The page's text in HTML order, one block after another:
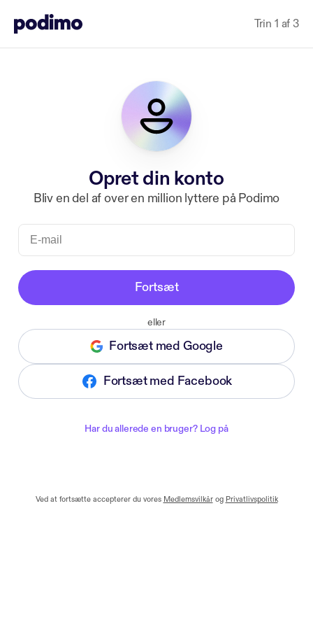
Trin 1 af 3
Opret din konto
Bliv en del af over en million lyttere på Podimo
Fortsæt
eller
Fortsæt med Google
Fortsæt med Facebook
Har du allerede en bruger? Log på
Ved at fortsætte accepterer du vores Medlemsvilkår og Privatlivspolitik